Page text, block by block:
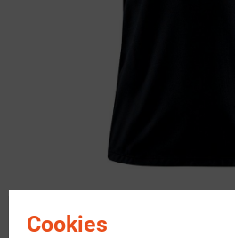
Cookies
Kies je maat